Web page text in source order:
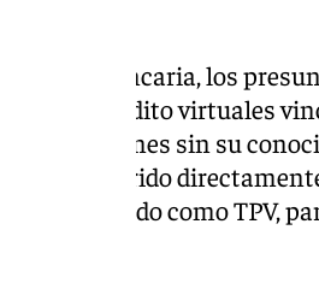
cuenta bancaria, los
de crédito virtuales
operaciones sin su
fue transferido
conocido como TPV,